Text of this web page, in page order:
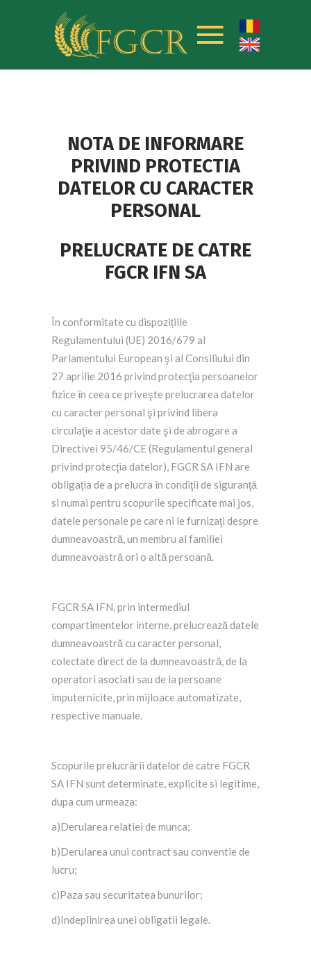
NOTA DE INFORMARE
PRIVIND PROTECTIA
DATELOR CU CARACTER
PERSONAL
PRELUCRATE DE CATRE
FGCR IFN SA
În conformitate cu dispozițiile
Regulamentului (UE) 2016/679 al
Parlamentului European şi al Consiliului din
27 aprilie 2016 privind protecţia persoanelor
fizice în ceea ce priveşte prelucrarea datelor
cu caracter personal şi privind libera
circulaţie a acestor date şi de abrogare a
Directivei 95/46/CE (Regulamentul general
privind protecţia datelor), FGCR SA IFN are
obligaţia de a prelucra în condiţii de siguranţă
si numai pentru scopurile specificate mai jos,
datele personale pe care ni le furnizaţi despre
dumneavoastră, un membru al familiei
dumneavoastră ori o altă persoană.
FGCR SA IFN, prin intermediul
compartimentelor interne, prelucrează datele
dumneavoastră cu caracter personal,
colectate direct de la dumneavoastră, de la
operatori asociati sau de la persoane
imputernicite, prin mijloace automatizate,
respective manuale.
Scopurile prelucrării datelor de catre FGCR
SA IFN sunt determinate, explicite si legitime,
dupa cum urmeaza:
a)Derularea relatiei de munca;
b)Derularea unui contract sau conventie de
lucru;
c)Paza sau securitatea bunurilor;
d)Indeplinirea unei obligatii legale.